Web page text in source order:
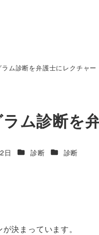
ラム診断を弁護士にレクチャー
ラム診断を
日 診断 診断
決まっています。